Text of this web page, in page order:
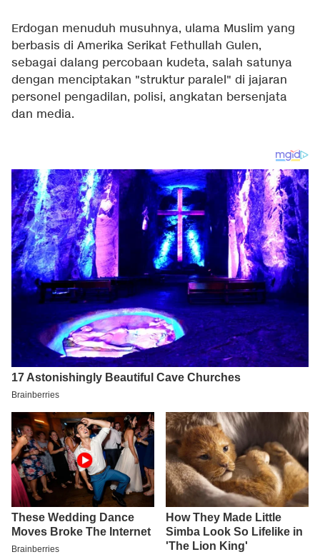
Erdogan menuduh musuhnya, ulama Muslim yang
berbasis di Amerika Serikat Fethullah Gulen,
sebagai dalang percobaan kudeta, salah satunya
dengan menciptakan "struktur paralel" di jajaran
personel pengadilan, polisi, angkatan bersenjata
dan media.